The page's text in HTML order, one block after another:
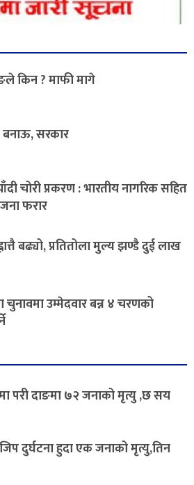
किन ? माफी मागे
सरकार
चोरी प्रकरण : भारतीय नागरिक सहित
फरार
बढ्यो, प्रतितोला मुल्य झण्डै दुई लाख
चुनावमा उम्मेदवार बन्न ४ चरणको
परी दाङमा ७२ जनाको मृत्यु ,छ सय
दुर्घटना हुदा एक जनाको मृत्यु,तिन